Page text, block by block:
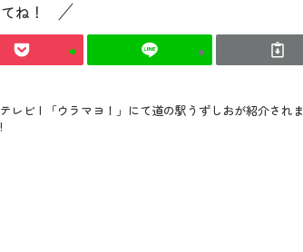
ね！
レビ | 「ウラマヨ！」にて道の駅うずしおが紹介されま